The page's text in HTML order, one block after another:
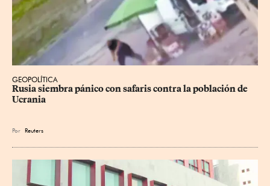
GEOPOLÍTICA
Rusia siembra pánico con safaris contra la población de
Ucrania
Por Reuters